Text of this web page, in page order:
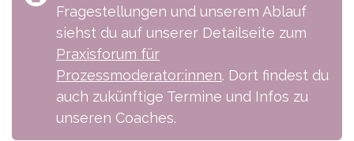
Fragestellungen und unserem Ablauf
siehst du auf unserer Detailseite zum
Praxisforum für
Prozessmoderator:innen. Dort findest du
auch zukünftige Termine und Infos zu
unseren Coaches.